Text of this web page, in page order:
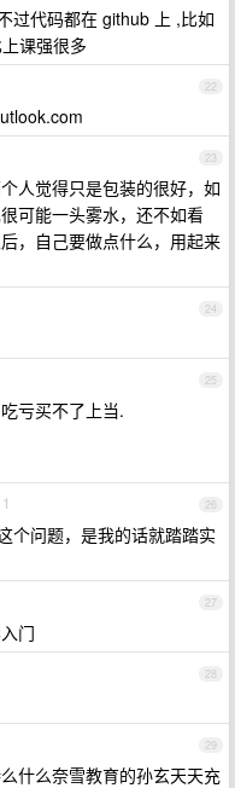
过代码都在 github 上 ,比如
课强很多
22
23
人觉得只是包装的很好，如
可能一头雾水，还不如看
，自己要做点什么，用起来
24
25
亏买不了上当.
26
1
个问题，是我的话就踏踏实
27
门
28
29
什么奈雪教育的孙玄天天充